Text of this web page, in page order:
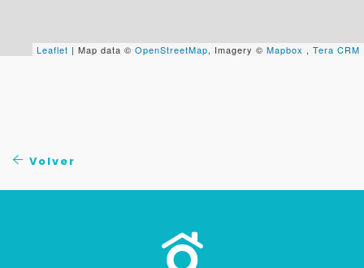
Leaflet | Map data © OpenStreetMap, Imagery © Mapbox , Tera CRM
Volver
Con estos datos podemos responderte mejor y